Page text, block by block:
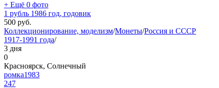
+ Ещё 0 фото
1 рубль 1986 год, годовик
500 руб.
Коллекционирование, моделизм/Монеты/Россия и СССР
1917-1991 года/
3 дня
0
Красноярск, Солнечный
ромка1983
247